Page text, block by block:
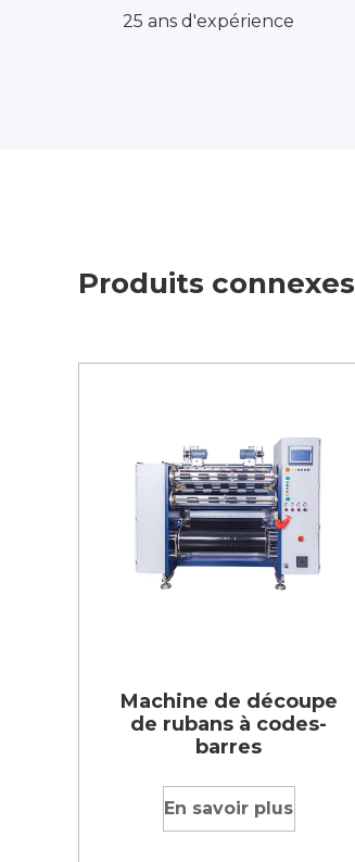
25 ans d'expérience
Produits connexes
Machine de découpe
de rubans à codes-
barres
En savoir plus